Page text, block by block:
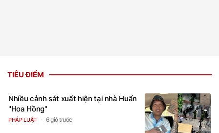
TIÊU ĐIỂM
Nhiều cảnh sát xuất hiện tại nhà Huấn
"Hoa Hồng"
PHÁP LUẬT 6 giờ trước